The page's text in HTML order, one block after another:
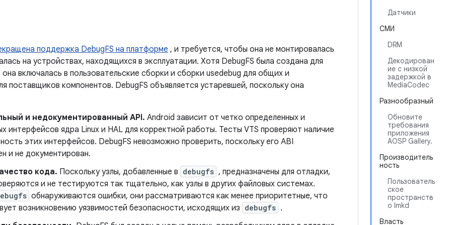
Датчики
СМИ
DRM
Декодирован
ие с низкой
задержкой в ​​
MediaCodec
Разнообразный
Обновите
требования
приложения
AOSP Gallery.
Производитель
ность
Пользователь
ское
пространств
о lmkd
Власть
поддержка DebugFS на платформе , и требуется, чтобы она не монтировалась
на устройствах, находящихся в эксплуатации. Хотя DebugFS была создана для
включалась в пользовательские сборки и сборки usedebug для общих и
поставщиков компонентов. DebugFS объявляется устаревшей, поскольку она
и недокументированный API. Android зависит от четко определенных и
интерфейсов ядра Linux и HAL для корректной работы. Тесты VTS проверяют наличие
этих интерфейсов. DebugFS невозможно проверить, поскольку его ABI
и не документирован.
кода. Поскольку узлы, добавленные в debugfs , предназначены для отладки,
и не тестируются так тщательно, как узлы в других файловых системах.
обнаруживаются ошибки, они рассматриваются как менее приоритетные, что
возникновению уязвимостей безопасности, исходящих из debugfs .